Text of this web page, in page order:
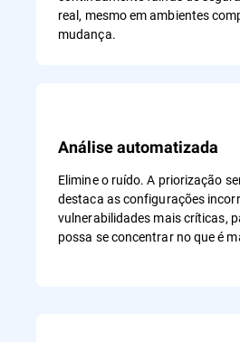
real, mesmo em ambientes
mudança.
Análise automatizada
Elimine o ruído. A priorização
destaca as configurações
vulnerabilidades mais críticas,
possa se concentrar no que é